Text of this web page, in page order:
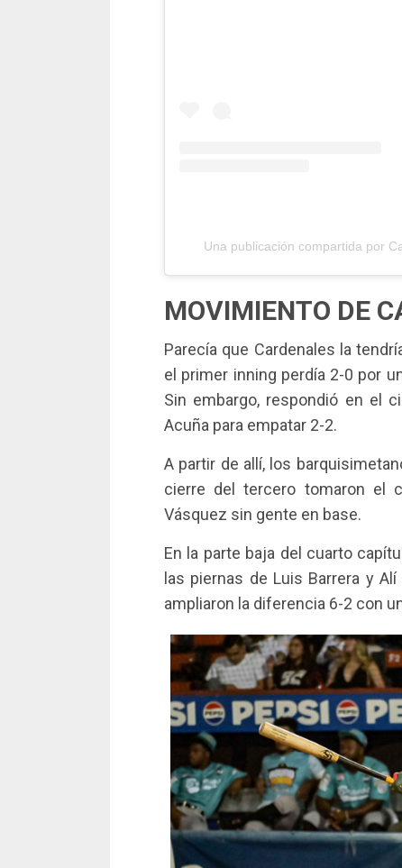
Una publicación compartida por
MOVIMIENTO DE
Parecía que Cardenales la
el primer inning perdía 2-0 por
Sin embargo, respondió en el
Acuña para empatar 2-2.
A partir de allí, los
cierre del tercero tomaron el
Vásquez sin gente en base.
En la parte baja del cuarto
las piernas de Luis Barrera y
ampliaron la diferencia 6-2 con